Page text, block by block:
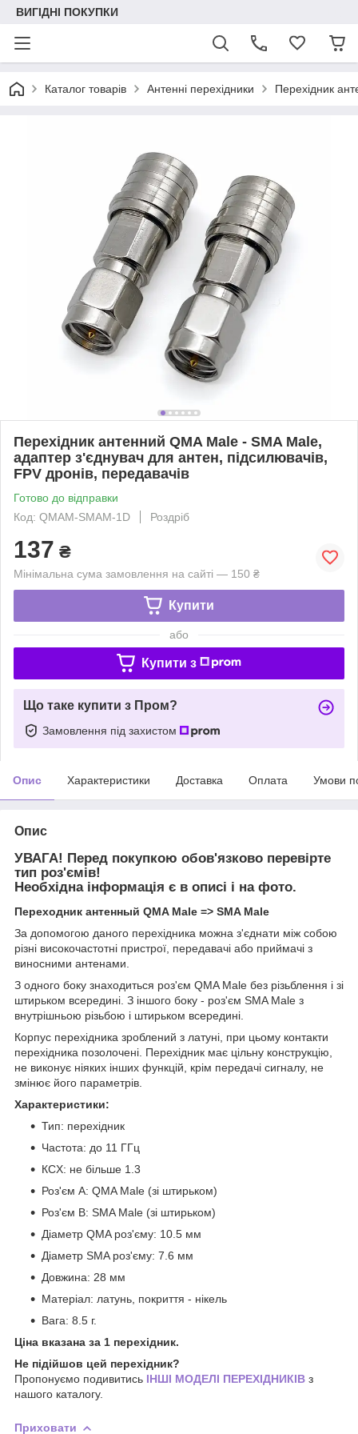
ВИГІДНІ ПОКУПКИ
Каталог товарів Антенні перехідники Перехідник
Перехідник антенний QMA Male - SMA Male,
адаптер з'єднувач для антен, підсилювачів,
FPV дронів, передавачів
Готово до відправки
Код: QMAM-SMAM-1D
Роздріб
137 ₴
Мінімальна сума замовлення на сайті — 150 ₴
Купити
або
Купити з
Що таке купити з Пром?
Замовлення під захистом
Опис Характеристики Доставка Оплата Умови
Опис
УВАГА! Перед покупкою обов'язково перевірте
тип роз'ємів!
Необхідна інформація є в описі і на фото.
Переходник антенный QMA Male => SMA Male
За допомогою даного перехідника можна з'єднати між собою
різні високочастотні пристрої, передавачі або приймачі з
виносними антенами.
З одного боку знаходиться роз'єм QMA Male без різьблення і зі
штирьком всередині. З іншого боку - роз'єм SMA Male з
внутрішньою різьбою і штирьком всередині.
Корпус перехідника зроблений з латуні, при цьому контакти
перехідника позолочені. Перехідник має цільну конструкцію,
не виконує ніяких інших функцій, крім передачі сигналу, не
змінює його параметрів.
Характеристики:
Тип: перехідник
Частота: до 11 ГГц
КСX: не більше 1.3
Роз'єм А: QMA Male (зі штирьком)
Роз'єм B: SMA Male (зі штирьком)
Діаметр QMA роз'єму: 10.5 мм
Діаметр SMA роз'єму: 7.6 мм
Довжина: 28 мм
Матеріал: латунь, покриття - нікель
Вага: 8.5 г.
Ціна вказана за 1 перехідник.
Не підійшов цей перехідник?
Пропонуємо подивитись ІНШІ МОДЕЛІ ПЕРЕХІДНИКІВ з
нашого каталогу.
Приховати